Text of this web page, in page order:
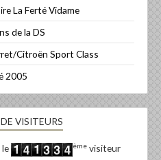
La Ferté Vidame
de la DS
Citroën Sport Class
2005
VISITEURS
ème visiteur